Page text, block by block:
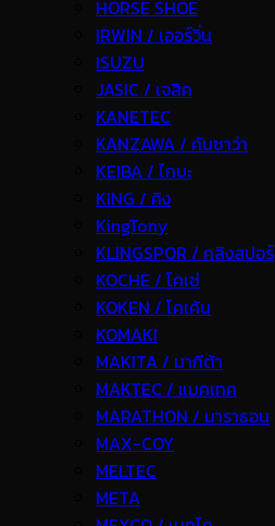
HORSE SHOE
IRWIN / เออร์วิ่น
ISUZU
JASIC / เจสิค
KANETEC
KANZAWA / คันซาว่า
KEIBA / ไกบะ
KING / คิง
KingTony
KLINGSPOR / คลิงสปอร์
KOCHE / โคเช่
KOKEN / โคเค้น
KOMAKI
MAKITA / มากีต้า
MAKTEC / แมคเทค
MARATHON / มาราธอน
MAX-COY
MELTEC
META